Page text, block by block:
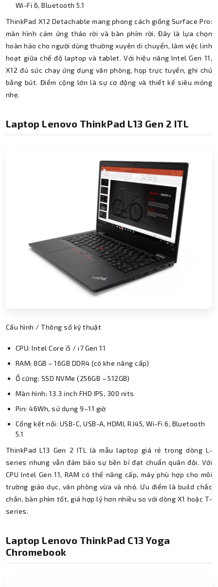
Wi-Fi 6, Bluetooth 5.1
ThinkPad X12 Detachable mang phong cách giống Surface Pro:
màn hình cảm ứng tháo rời và bàn phím rời. Đây là lựa chọn
hoàn hảo cho người dùng thường xuyên di chuyển, làm việc linh
hoạt giữa chế độ laptop và tablet. Với hiệu năng Intel Gen 11,
X12 đủ sức chạy ứng dụng văn phòng, họp trực tuyến, ghi chú
bằng bút. Điểm cộng lớn là sự cơ động và thiết kế siêu mỏng
nhẹ.
Laptop Lenovo ThinkPad L13 Gen 2 ITL
Cấu hình / Thông số kỹ thuật
CPU: Intel Core i5 / i7 Gen 11
RAM: 8GB – 16GB DDR4 (có khe nâng cấp)
Ổ cứng: SSD NVMe (256GB – 512GB)
Màn hình: 13.3 inch FHD IPS, 300 nits
Pin: 46Wh, sử dụng 9–11 giờ
Cổng kết nối: USB-C, USB-A, HDMI, RJ45, Wi-Fi 6, Bluetooth
5.1
ThinkPad L13 Gen 2 ITL là mẫu laptop giá rẻ trong dòng L-
series nhưng vẫn đảm bảo sự bền bỉ đạt chuẩn quân đội. Với
CPU Intel Gen 11, RAM có thể nâng cấp, máy phù hợp cho môi
trường giáo dục, văn phòng vừa và nhỏ. Ưu điểm là build chắc
chắn, bàn phím tốt, giá hợp lý hơn nhiều so với dòng X1 hoặc T-
series.
Laptop Lenovo ThinkPad C13 Yoga
Chromebook